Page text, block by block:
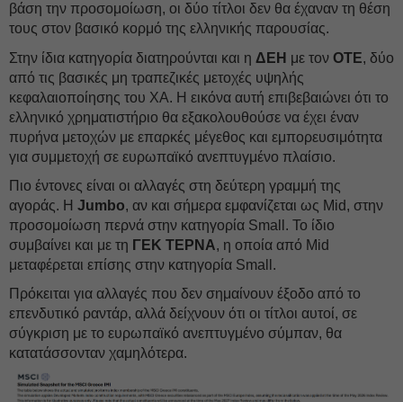
βάση την προσομοίωση, οι δύο τίτλοι δεν θα έχαναν τη θέση
τους στον βασικό κορμό της ελληνικής παρουσίας.
Στην ίδια κατηγορία διατηρούνται και η ΔΕΗ με τον ΟΤΕ, δύο
από τις βασικές μη τραπεζικές μετοχές υψηλής
κεφαλαιοποίησης του ΧΑ. Η εικόνα αυτή επιβεβαιώνει ότι το
ελληνικό χρηματιστήριο θα εξακολουθούσε να έχει έναν
πυρήνα μετοχών με επαρκές μέγεθος και εμπορευσιμότητα
για συμμετοχή σε ευρωπαϊκό ανεπτυγμένο πλαίσιο.
Πιο έντονες είναι οι αλλαγές στη δεύτερη γραμμή της
αγοράς. Η Jumbo, αν και σήμερα εμφανίζεται ως Mid, στην
προσομοίωση περνά στην κατηγορία Small. Το ίδιο
συμβαίνει και με τη ΓΕΚ ΤΕΡΝΑ, η οποία από Mid
μεταφέρεται επίσης στην κατηγορία Small.
Πρόκειται για αλλαγές που δεν σημαίνουν έξοδο από το
επενδυτικό ραντάρ, αλλά δείχνουν ότι οι τίτλοι αυτοί, σε
σύγκριση με το ευρωπαϊκό ανεπτυγμένο σύμπαν, θα
κατατάσσονταν χαμηλότερα.